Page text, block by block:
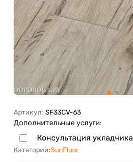
Артикул: SF33CV-63
Дополнительные услуги:
Консультация укладчика
Категории:SunFloor